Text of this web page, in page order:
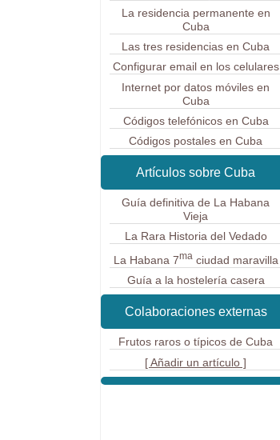
La residencia permanente en
Cuba
Las tres residencias en Cuba
Configurar email en los celulares
Internet por datos móviles en
Cuba
Códigos telefónicos en Cuba
Códigos postales en Cuba
Artículos sobre Cuba
Guía definitiva de La Habana
Vieja
La Rara Historia del Vedado
La Habana 7maciudad maravilla
Guía a la hostelería casera
Colaboraciones externas
Frutos raros o típicos de Cuba
[ Añadir un artículo ]